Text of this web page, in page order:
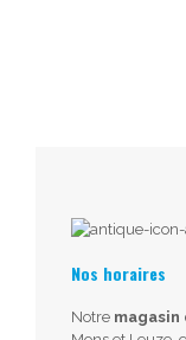
Nos horaires
Notre magasin